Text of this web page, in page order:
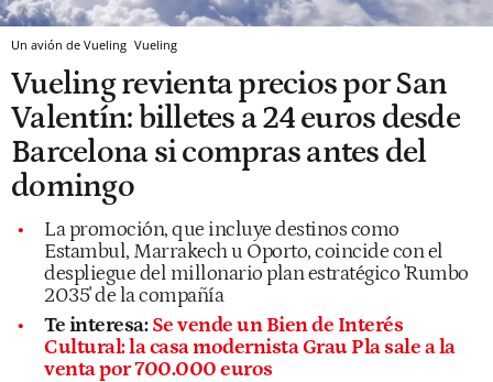
Un avión de Vueling Vueling
Vueling revienta precios por San
Valentín: billetes a 24 euros desde
Barcelona si compras antes del
domingo
La promoción, que incluye destinos como
Estambul, Marrakech u Oporto, coincide con el
despliegue del millonario plan estratégico 'Rumbo
2035' de la compañía
Te interesa:Se vende un Bien de Interés
Cultural: la casa modernista Grau Pla sale a la
venta por 700.000 euros